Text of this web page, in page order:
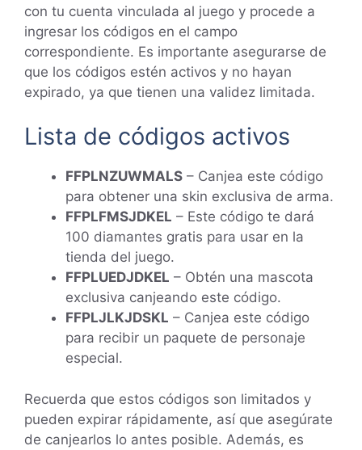
con tu cuenta vinculada al juego y procede a
ingresar los códigos en el campo
correspondiente. Es importante asegurarse de
que los códigos estén activos y no hayan
expirado, ya que tienen una validez limitada.
Lista de códigos activos
FFPLNZUWMALS – Canjea este código
para obtener una skin exclusiva de arma.
FFPLFMSJDKEL – Este código te dará
100 diamantes gratis para usar en la
tienda del juego.
FFPLUEDJDKEL – Obtén una mascota
exclusiva canjeando este código.
FFPLJLKJDSKL – Canjea este código
para recibir un paquete de personaje
especial.
Recuerda que estos códigos son limitados y
pueden expirar rápidamente, así que asegúrate
de canjearlos lo antes posible. Además, es